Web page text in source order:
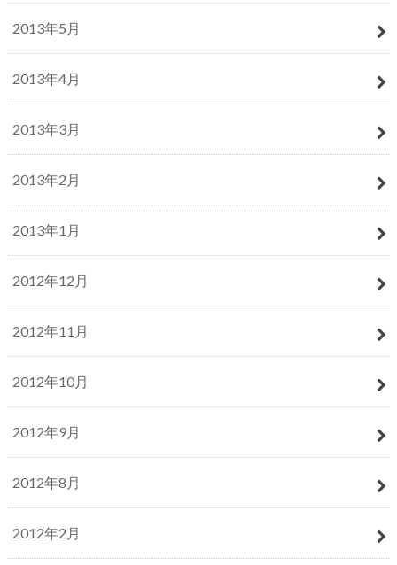
2013年5月
2013年4月
2013年3月
2013年2月
2013年1月
2012年12月
2012年11月
2012年10月
2012年9月
2012年8月
2012年2月